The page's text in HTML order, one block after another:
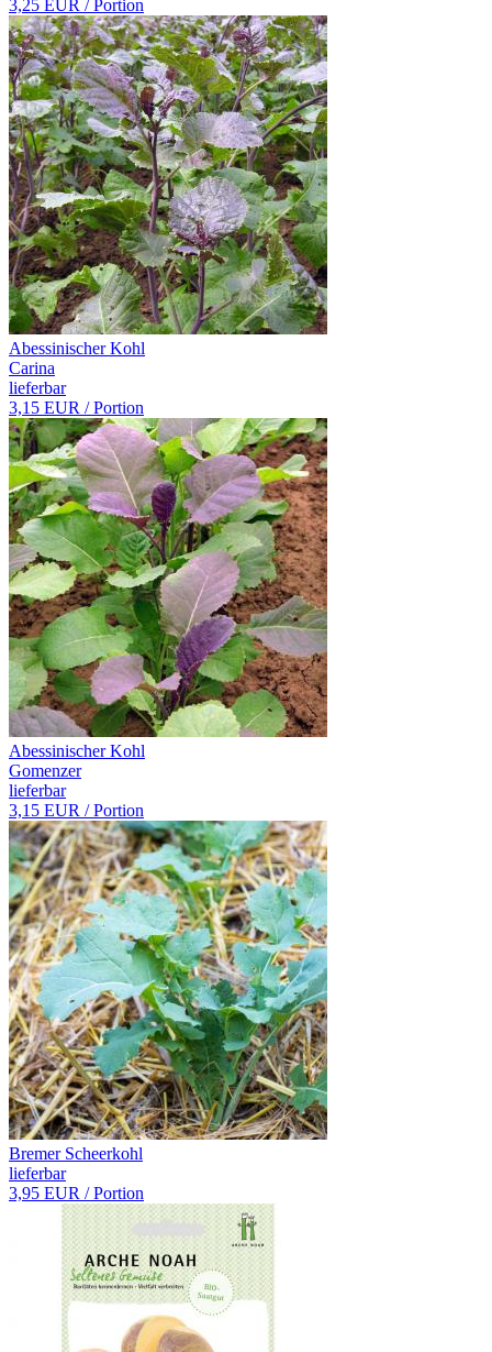
3,25 EUR / Portion
Abessinischer Kohl
Carina
lieferbar
3,15 EUR / Portion
Abessinischer Kohl
Gomenzer
lieferbar
3,15 EUR / Portion
Bremer Scheerkohl
lieferbar
3,95 EUR / Portion